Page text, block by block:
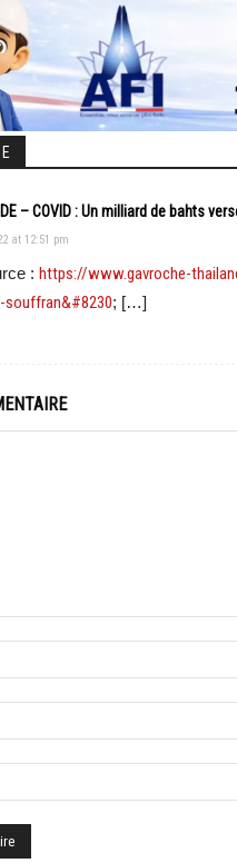
– COVID : Un milliard de bahts
at 12:51 pm
: https://www.gavroche-
souffran&#8230; […]